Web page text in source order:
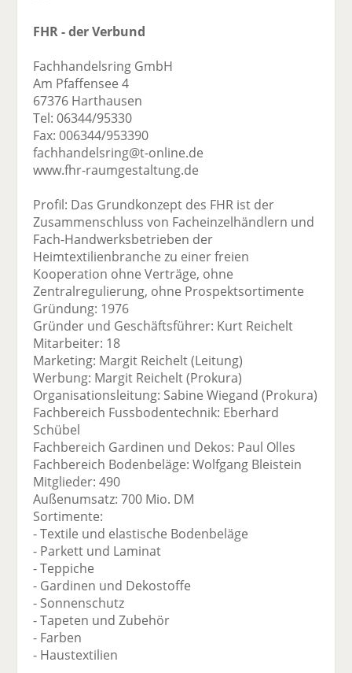
FHR - der Verbund
Fachhandelsring GmbH
Am Pfaffensee 4
67376 Harthausen
Tel: 06344/95330
Fax: 006344/953390
fachhandelsring@t-online.de
www.fhr-raumgestaltung.de
Profil: Das Grundkonzept des FHR ist der
Zusammenschluss von Facheinzelhändlern und
Fach-Handwerksbetrieben der
Heimtextilienbranche zu einer freien
Kooperation ohne Verträge, ohne
Zentralregulierung, ohne Prospektsortimente
Gründung: 1976
Gründer und Geschäftsführer: Kurt Reichelt
Mitarbeiter: 18
Marketing: Margit Reichelt (Leitung)
Werbung: Margit Reichelt (Prokura)
Organisationsleitung: Sabine Wiegand (Prokura)
Fachbereich Fussbodentechnik: Eberhard
Schübel
Fachbereich Gardinen und Dekos: Paul Olles
Fachbereich Bodenbeläge: Wolfgang Bleistein
Mitglieder: 490
Außenumsatz: 700 Mio. DM
Sortimente:
- Textile und elastische Bodenbeläge
- Parkett und Laminat
- Teppiche
- Gardinen und Dekostoffe
- Sonnenschutz
- Tapeten und Zubehör
- Farben
- Haustextilien